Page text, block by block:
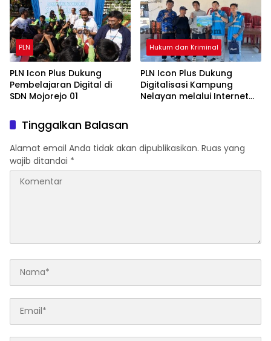
PLN
PLN Icon Plus Dukung
Pembelajaran Digital di
SDN Mojorejo 01
Hukum dan Kriminal
PLN Icon Plus Dukung
Digitalisasi Kampung
Nelayan melalui Internet
Tinggalkan Balasan
Alamat email Anda tidak akan dipublikasikan. Ruas yang
wajib ditandai *